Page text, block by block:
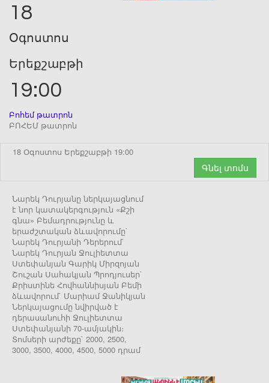
18
Օգոստոս
Երեքշաբթի
19:00
Բոհեմ թատրոն
ԲՈՀԵՄ թատրոն
18 Օգոստոս Երեքշաբթի 19:00
Գնել տոմս
Նարեկ Դուրյանը ներկայացնում
է նոր կատակերգություն «Քշի
գնա» Բեմադրությունը և
երաժշտական ձևավորումը`
Նարեկ Դուրյանի Դերերում`
Նարեկ Դուրյան Ջուլիետտա
Ստեփանյան Գարիկ Միրզոյան
Շուշան Սահակյան Պրոդյուսեր`
Քրիստինե Հովհաննիսյան Բեմի
ձևավորում` Մարիամ Ջանիկյան
Ներկայացումը նվիրված է
դերասանուհի Ջուլիետտա
Ստեփանյանի 70-ամյակին։
Տոմսերի արժեքը` 2000, 2500,
3000, 3500, 4000, 4500, 5000 դրամ